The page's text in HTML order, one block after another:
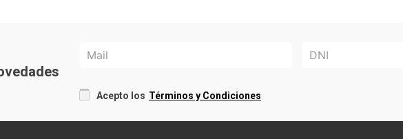
Acepto los Términos y Condiciones